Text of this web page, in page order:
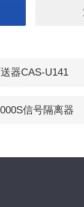
器CAS-U141
信号隔离器